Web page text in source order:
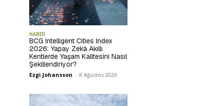
HABER
BCG Intelligent Cities Index
2026: Yapay Zekâ Akıllı
Kentlerde Yaşam Kalitesini Nasıl
Şekillendiriyor?
Ezgi Johansson - 8 Ağustos 2026